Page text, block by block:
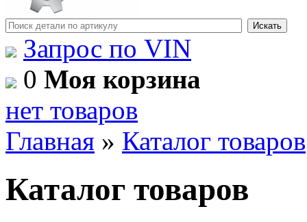
Запрос по VIN
0 Моя корзина
нет товаров
Главная » Каталог товаров
Каталог товаров